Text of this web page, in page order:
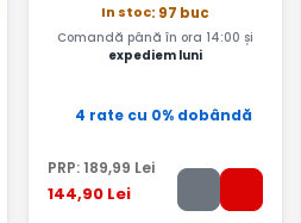
In stoc: 97 buc
Comandă până în ora 14:00 și
expediem luni
4 rate cu 0% dobândă
PRP: 189,99 Lei
144,90Lei